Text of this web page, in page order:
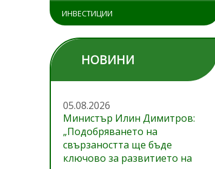
ИНВЕСТИЦИИ
НОВИНИ
05.08.2026
Министър Илин Димитров:
„Подобряването на
свързаността ще бъде
ключово за развитието на